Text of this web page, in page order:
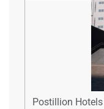
Postillion